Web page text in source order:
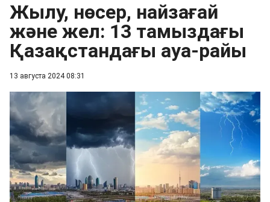
13 августа 2024 08:31
Жылу, нөсер, найзағай
және жел: 13 тамыздағы
Қазақстандағы ауа-райы